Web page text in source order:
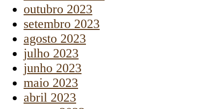
outubro 2023
setembro 2023
agosto 2023
julho 2023
junho 2023
maio 2023
abril 2023